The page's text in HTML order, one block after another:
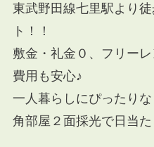
東武野田線七里駅より
ト！！
敷金・礼金０、フリー
費用も安心♪
一人暮らしにぴったり
角部屋２面採光で日当